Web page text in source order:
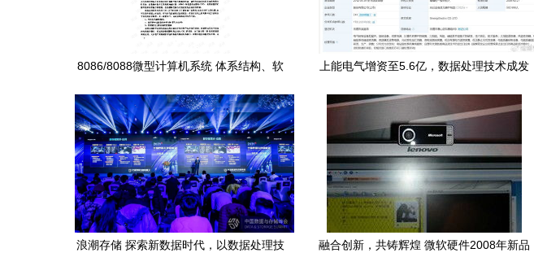
8086/8088微型计算机系统 体系结构、软
上能电气增资至5.6亿，数据处理技术成发
浪潮存储 探索新数据时代，以数据处理技
融合创新，共铸辉煌 微软硬件2008年新品